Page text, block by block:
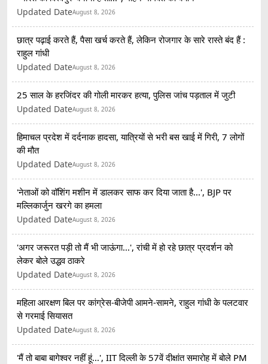
Updated DateAugust 8, 2026
छात्र पढ़ाई करते हैं, पैसा खर्च करते हैं, लेकिन रोजगार के सारे रास्ते बंद हैं :
राहुल गांधी
Updated DateAugust 8, 2026
25 साल के हरजिंदर की गोली मारकर हत्या, पुलिस जांच पड़ताल में जुटी
Updated DateAugust 8, 2026
हिमाचल प्रदेश में दर्दनाक हादसा, यात्रियों से भरी बस खाई में गिरी, 7 लोगों
की मौत
Updated DateAugust 8, 2026
'नेताओं को वॉशिंग मशीन में डालकर साफ कर दिया जाता है...', BJP पर
मल्लिकार्जुन खरगे का हमला
Updated DateAugust 8, 2026
'अगर जरूरत पड़ी तो मैं भी जाऊंगा...', रांची में हो रहे छात्र प्रदर्शन को
लेकर बोले उद्धव ठाकरे
Updated DateAugust 8, 2026
महिला आरक्षण बिल पर कांग्रेस-बीजेपी आमने-सामने, राहुल गांधी के पलटवार
से गरमाई सियासत
Updated DateAugust 8, 2026
'मैं तो बाबा बागेश्वर नहीं हूं...', IIT दिल्ली के 57वें दीक्षांत समारोह में बोले PM